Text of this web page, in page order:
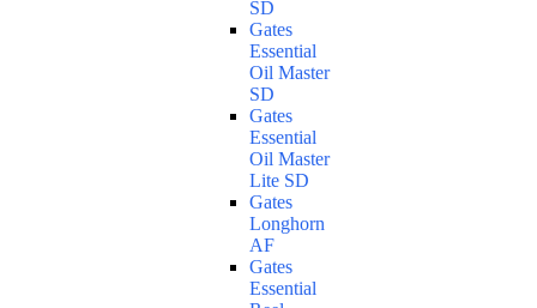
SD
Gates
Essential
Oil Master
SD
Gates
Essential
Oil Master
Lite SD
Gates
Longhorn
AF
Gates
Essential